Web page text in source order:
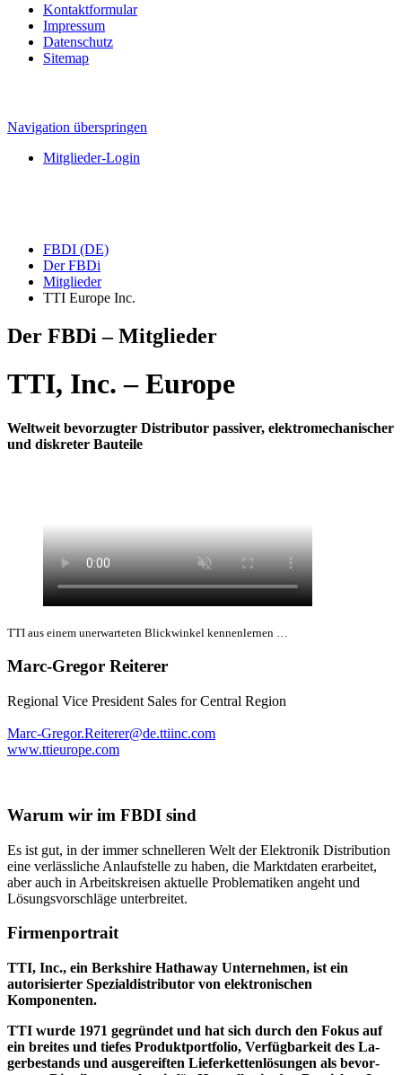
Kontaktformular
Impressum
Datenschutz
Sitemap
Navigation überspringen
Mitglieder-Login
FBDI (DE)
Der FBDi
Mitglieder
TTI Europe Inc.
Der FBDi – Mitglieder
TTI, Inc. – Europe
Weltweit bevorzugter Distributor passiver, elektromechanischer
und diskreter Bauteile
TTI aus einem unerwarteten Blickwinkel kennenlernen …
Marc-Gregor Reiterer
Regional Vice President Sales for Central Region
Marc-Gregor.Reiterer@de.ttiinc.com
www.ttieurope.com
Warum wir im FBDI sind
Es ist gut, in der immer schnelleren Welt der Elektronik Distribution
eine verlässliche Anlaufstelle zu haben, die Marktdaten erarbeitet,
aber auch in Arbeitskreisen aktuelle Problematiken angeht und
Lösungsvorschläge unterbreitet.
Firmenportrait
TTI, Inc., ein Berkshire Hathaway Un­ter­neh­men, ist ein
autorisierter Spezialdistributor von elek­tro­ni­schen
Komponenten.
TTI wurde 1971 gegründet und hat sich durch den Fokus auf
ein breites und tiefes Produkt­port­folio, Verfügbarkeit des La­
ger­be­stands und ausgereiften Liefer­ketten­lö­sun­gen als be­vor­